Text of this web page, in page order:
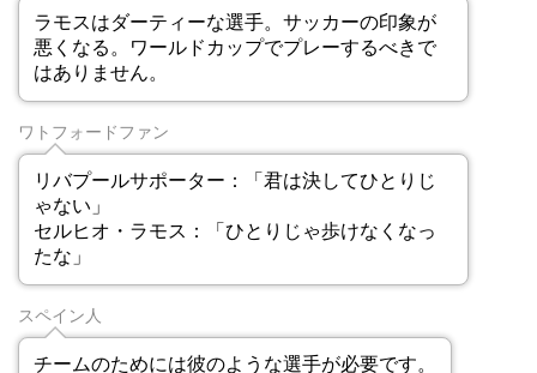
ラモスはダーティーな選手。サッカーの印象が
悪くなる。ワールドカップでプレーするべきで
はありません。
ワトフォードファン
リバプールサポーター：「君は決してひとりじ
ゃない」
セルヒオ・ラモス：「ひとりじゃ歩けなくなっ
たな」
スペイン人
チームのためには彼のような選手が必要です。